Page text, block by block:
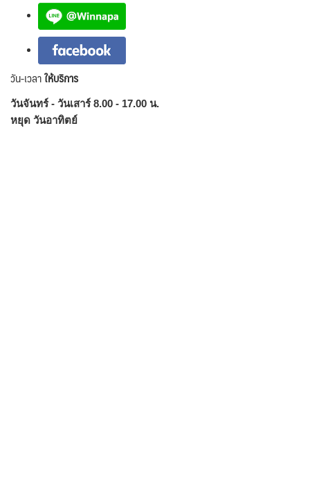
วัน-เวลาให้บริการ
วันจันทร์ - วันเสาร์ 8.00 - 17.00 น.
หยุด วันอาทิตย์